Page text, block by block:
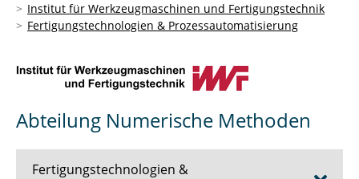
Institut für Werkzeugmaschinen und Fertigungstechnik
Fertigungstechnologien & Prozessautomatisierung
Abteilung Numerische Methoden
Fertigungstechnologien &